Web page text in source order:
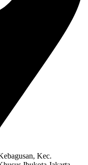
Kec.